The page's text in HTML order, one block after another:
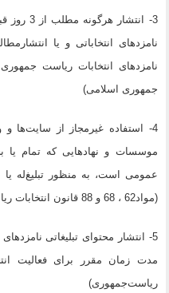
3- انتشار
نامزدهای انتخاباتی و یا
جمهوری اسلامی)
4- استفاده غیرمجاز از سایت‌ها
موسسات و نهادهایی که تمام یا
عمومی است، به منظور تبلیغ‌له یا
(مواد62 ، 68 و 88 قانون انتخابات ریاست‌جمهوری)
5- انتشار محتوای تبلیغاتی
ریاست‌جمهوری)